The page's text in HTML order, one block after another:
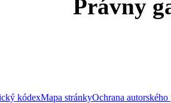
Právny
kódexMapa stránkyOchrana autorského